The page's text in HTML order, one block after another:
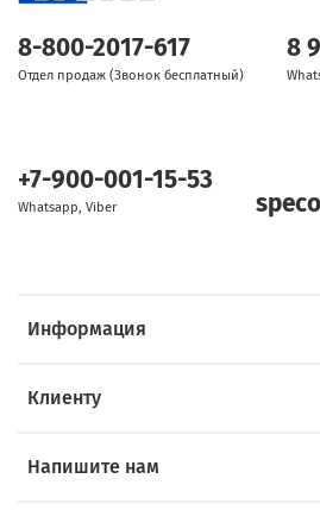
Информация
Клиенту
Напишите нам
8-800-2017-617
Отдел продаж (Звонок бесплатный)
8
+7-900-001-15-53
Whatsapp, Viber